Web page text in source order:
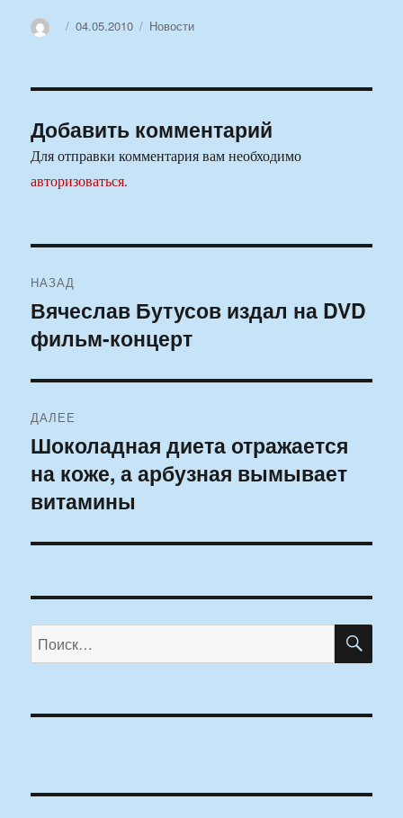
АвторОпубликовано
04.05.2010 Рубрики
Новости
Добавить комментарий
Для отправки комментария вам необходимо
авторизоваться.
по
записям
НАЗАД
Предыдущая
запись:
Вячеслав Бутусов издал на DVD
фильм-концерт
ДАЛЕЕ
Следующая
запись:
Шоколадная диета отражается
на коже, а арбузная вымывает
витамины
Искать: